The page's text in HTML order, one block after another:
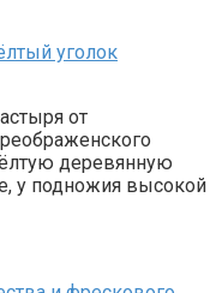
уголок
от
деревянную
у подножия высокой